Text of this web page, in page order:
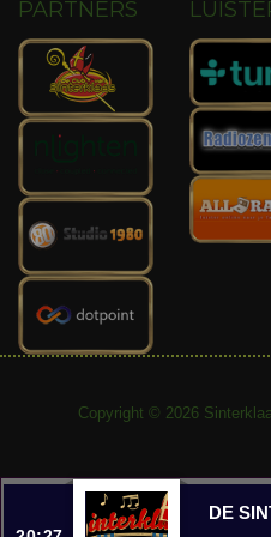
PARTNERS
Copyright © 2026
DE